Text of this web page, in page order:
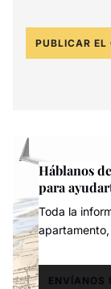
Háblanos
para
Toda la
ENVÍANOS